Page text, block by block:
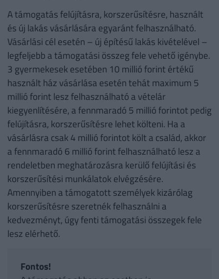
A támogatás felújításra, korszerűsítésre, használt
és új lakás vásárlására egyaránt felhasználható.
Vásárlási cél esetén – új építésű lakás kivételével –
legfeljebb a támogatási összeg fele vehető igénybe.
3 gyermekesek esetében 10 millió forint értékű
használt ház vásárlása esetén tehát maximum 5
millió forint lesz felhasználható a vételár
kiegyenlítésére, a fennmaradó 5 millió forintot pedig
felújításra, korszerűsítésre lehet költeni. Ha a
vásárlásra csak 4 millió forintot költ a család, akkor
a fennmaradó 6 millió forint felhasználható lesz a
rendeletben meghatározásra kerülő felújítási és
korszerűsítési munkálatok elvégzésére.
Amennyiben a támogatott személyek kizárólag
korszerűsítésre szeretnék felhasználni a
kedvezményt, úgy fenti támogatási összegek fele
lesz elérhető.
Fontos!